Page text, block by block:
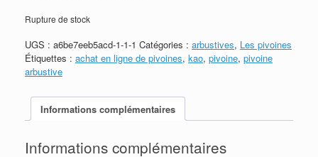
Rupture de stock
UGS : a6be7eeb5acd-1-1-1 Catégories : arbustives, Les pivoines
Étiquettes : achat en ligne de pivoines, kao, pivoine, pivoine
arbustive
Informations complémentaires
Informations complémentaires